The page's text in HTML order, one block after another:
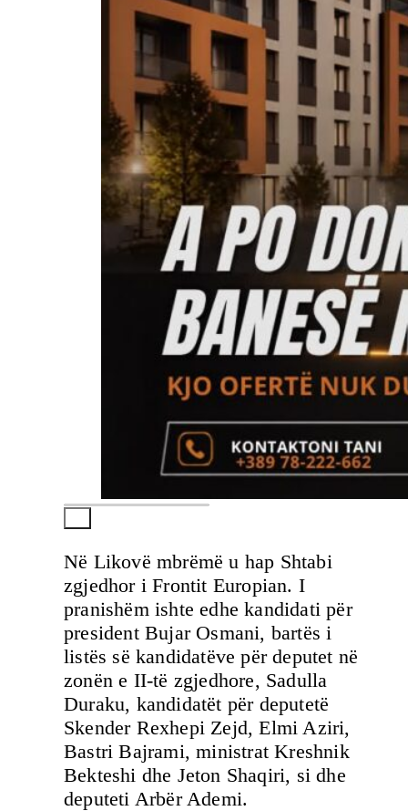
Në Likovë mbrëmë u hap Shtabi
zgjedhor i Frontit Europian. I
pranishëm ishte edhe kandidati për
president Bujar Osmani, bartës i
listës së kandidatëve për deputet në
zonën e II-të zgjedhore, Sadulla
Duraku, kandidatët për deputetë
Skender Rexhepi Zejd, Elmi Aziri,
Bastri Bajrami, ministrat Kreshnik
Bekteshi dhe Jeton Shaqiri, si dhe
deputeti Arbër Ademi.